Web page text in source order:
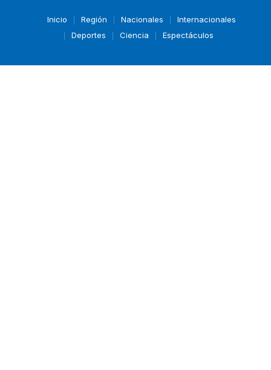
Inicio Región Nacionales
Internacionales
Deportes
Ciencia Espectáculos